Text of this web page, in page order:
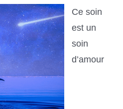
Ce soin
est un
soin
d’amour